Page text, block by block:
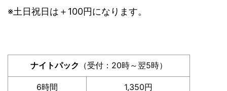
※土日祝日は＋100円になります。
ナイトパック （受付：20時～翌5時）
6時間 1,350円